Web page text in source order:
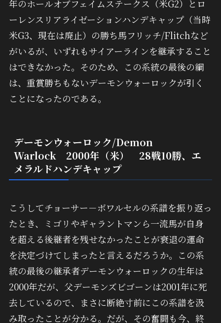
年のホールオブフェイムステークス（米G2）とロ
ーレンスリアライゼーションハンデキャップ（当時
米G3、現在は廃止）の勝ち馬フリッチ/Flitchなど
がいるが、いずれもサイアーラインを継承すること
はできなかった。そのため、この系統の最後の綱
は、重賞勝ちもないデーモンウォーロックが引く
ことになったのである。
デーモンウォーロック/Demon
Warlock 2000年（米） 28戦10勝、エ
メラルドハンデキャップ
こうしてチョーサー－ボワルセルの系譜を振り返っ
たとき、ミゴリやギャラントマンら一流馬が自身
を超える後継者を残せなかったことが衰退の運命
を決定づけてしまったと言えるだろうか。この系
統の最後の継承者デーモンウォーロックの生年は
2000年だが、父デーモンズビゴーンは2001年に死
去しているので、まさに断絶寸前にこの系譜を汲
み取ったことが分かる。だが、その奮闘も今、終